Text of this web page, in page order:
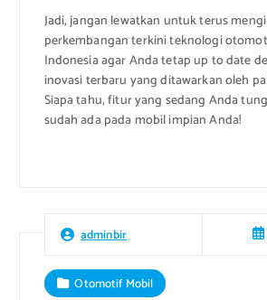
Jadi, jangan lewatkan untuk terus
perkembangan terkini teknologi
Indonesia agar Anda tetap up to date
inovasi terbaru yang ditawarkan oleh
Siapa tahu, fitur yang sedang Anda
sudah ada pada mobil impian Anda!
adminbir
Otomotif Mobil